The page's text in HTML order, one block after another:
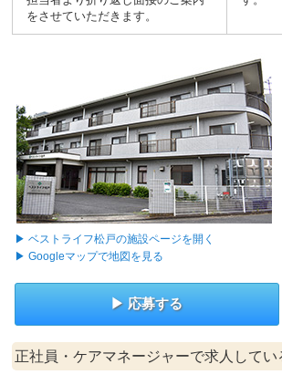
をさせていただきます。
ベストライフ松戸の施設ページを開く
Googleマップで地図を見る
応募する
正社員・ケアマネージャーで求人してい